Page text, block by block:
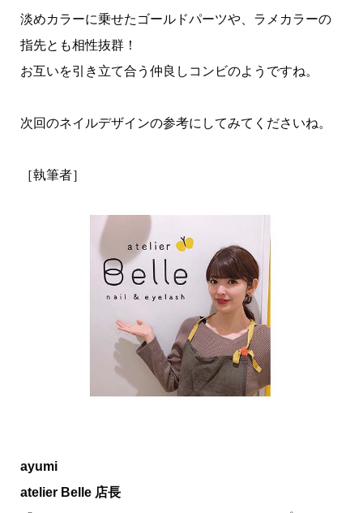
淡めカラーに乗せたゴールドパーツや、ラメカラーの
指先とも相性抜群！
お互いを引き立て合う仲良しコンビのようですね。
次回のネイルデザインの参考にしてみてくださいね。
［執筆者］
ayumi
atelier Belle 店長